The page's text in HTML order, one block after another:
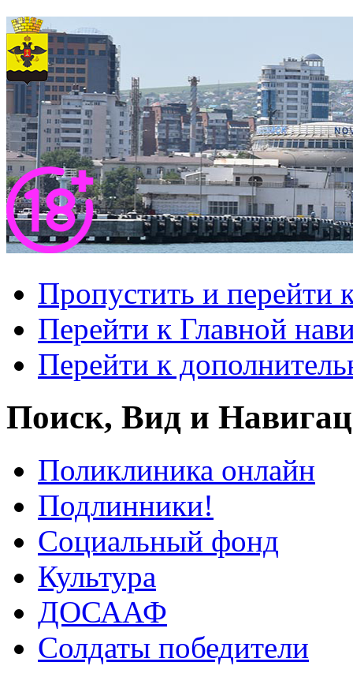
Пропустить и перейти
Перейти к Главной
Перейти к
Поиск, Вид и
Поликлиника онлайн
Подлинники!
Социальный фонд
Культура
ДОСААФ
Солдаты победители